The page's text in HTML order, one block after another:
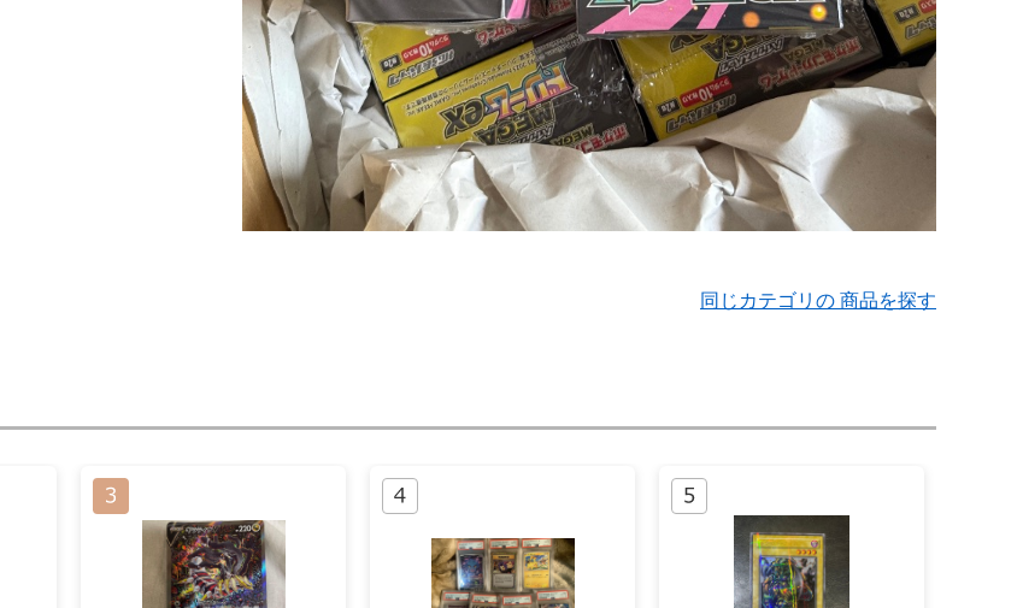
同じカテゴリの 商品を探す